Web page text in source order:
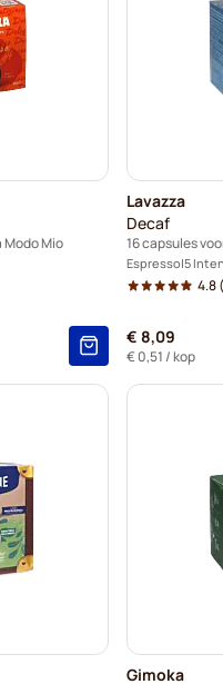
Modo Mio
Lavazza
Decaf
16 capsules
Espresso 5
4.8
€ 8,09
€ 0,51 / kop
Gimoka